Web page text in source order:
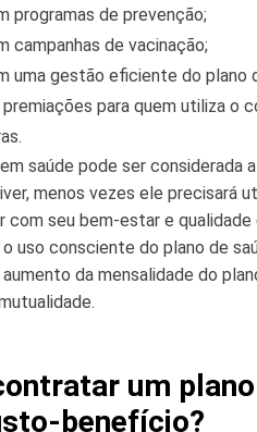
programas de prevenção;
campanhas de vacinação;
uma gestão eficiente do plano
para quem utiliza o
saúde pode ser considerada
menos vezes ele precisará
com seu bem-estar e qualidade
uso consciente do plano de
da mensalidade do
um
benefício?